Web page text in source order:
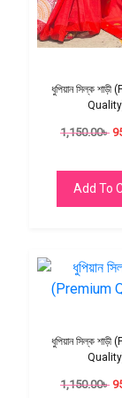
ধুপিয়ান সিল্ক
1,150.00৳
Add To
ধুপিয়ান সিল্ক
1,150.00৳